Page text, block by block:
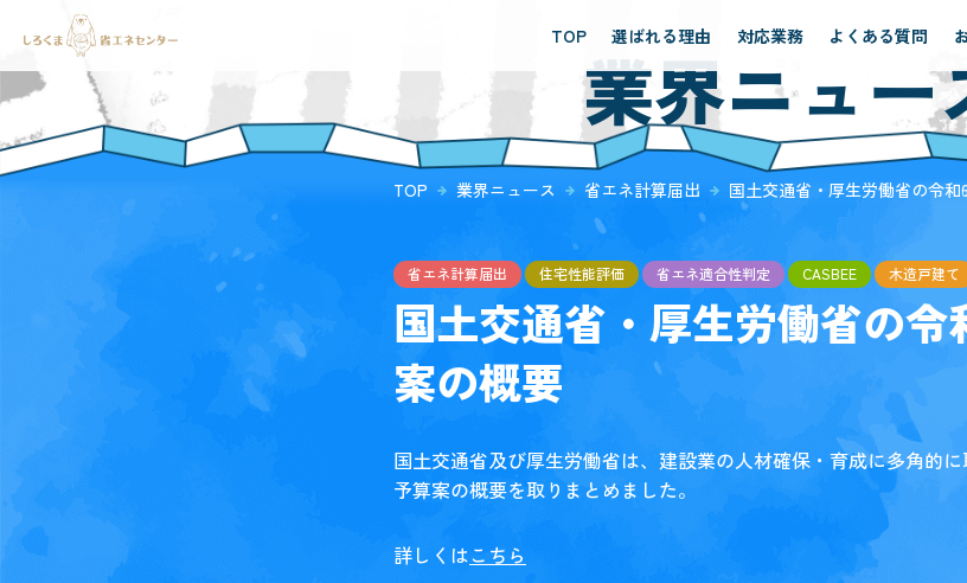
TOP 選ばれる理由 対応業務 よくある質問
業界ニュー
TOP 業界ニュース 省エネ計算届出 国土交通省・厚生労働省の令
省エネ計算届出 住宅性能評価 省エネ適合性判定 CASBEE 木造戸建て
国土交通省・厚生労働省の令
案の概要
国土交通省及び厚生労働省は、建設業の人材確保・育成に多角的
予算案の概要を取りまとめました。
詳しくはこちら